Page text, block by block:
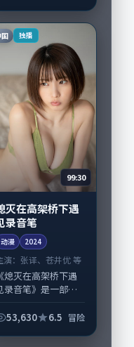
、周冬雨与配角群
并重。影片2024...
独播
99:30
灭在高架桥下遇
录音笔
动漫 2024
演： 张译、苍井优 等
《熄灭在高架桥下遇
录音笔》是一部
类动漫，由林超贤
53,630 6.5 冒险